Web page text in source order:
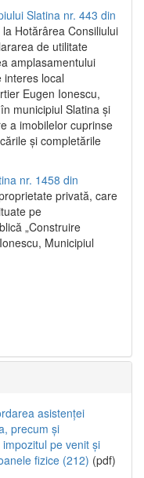
Slatina nr. 443 din
Hotărârea Consiliului
de utilitate
amplasamentului
local
Eugen Ionescu,
municipiul Slatina şi
a imobilelor cuprinse
şi completările
nr. 1458 din
privată, care
pe
„Construire
Municipiul
asistenței
precum și
pe venit și
fizice (212) (pdf)